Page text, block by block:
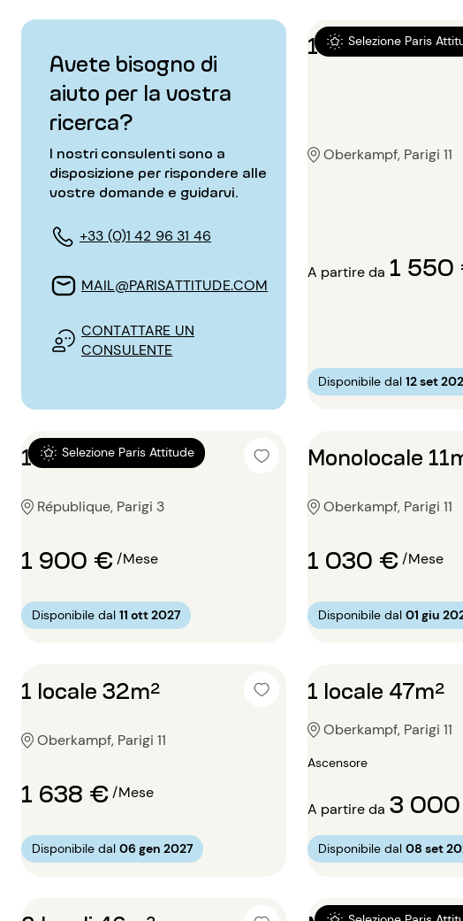
Avete bisogno di
aiuto per la vostra
ricerca?
I nostri consulenti sono a
disposizione per rispondere alle
vostre domande e guidarvi.
+33 (0)1 42 96 31 46
MAIL@PARISATTITUDE.COM
CONTATTARE UN
CONSULENTE
Selezione Paris
1 locale 33m²
Oberkampf, Parigi 11
A partire da 1
Disponibile dal 12 set
Selezione Paris Attitude
1 locale 40m²
République, Parigi 3
1 900 €/Mese
Disponibile dal 11 ott 2027
Monolocale
Oberkampf, Parigi 11
1 030 €/Mese
Disponibile dal 01 giu
1 locale 32m²
Oberkampf, Parigi 11
1 638 €/Mese
Disponibile dal 06 gen 2027
1 locale 47m²
Oberkampf, Parigi 11
Ascensore
A partire da 3
Disponibile dal 08 set